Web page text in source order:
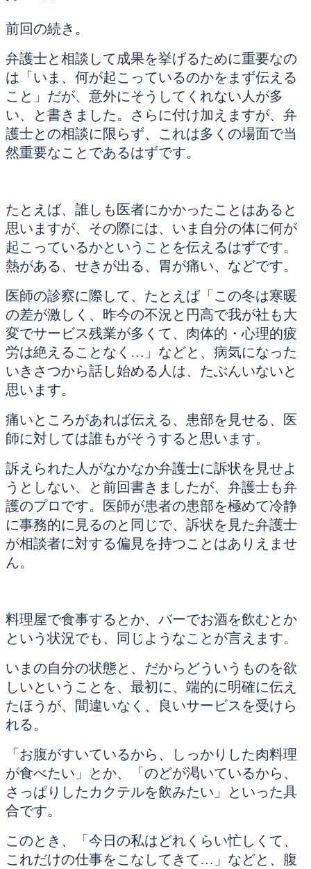
前回の続き。
弁護士と相談して成果を挙げるために重要なの
は「いま、何が起こっているのかをまず伝える
こと」だが、意外にそうしてくれない人が多
い、と書きました。さらに付け加えますが、弁
護士との相談に限らず、これは多くの場面で当
然重要なことであるはずです。
たとえば、誰しも医者にかかったことはあると
思いますが、その際には、いま自分の体に何が
起こっているかということを伝えるはずです。
熱がある、せきが出る、胃が痛い、などです。
医師の診察に際して、たとえば「この冬は寒暖
の差が激しく、昨今の不況と円高で我が社も大
変でサービス残業が多くて、肉体的・心理的疲
労は絶えることなく…」などと、病気になった
いきさつから話し始める人は、たぶんいないと
思います。
痛いところがあれば伝える、患部を見せる、医
師に対しては誰もがそうすると思います。
訴えられた人がなかなか弁護士に訴状を見せよ
うとしない、と前回書きましたが、弁護士も弁
護のプロです。医師が患者の患部を極めて冷静
に事務的に見るのと同じで、訴状を見た弁護士
が相談者に対する偏見を持つことはありえませ
ん。
料理屋で食事するとか、バーでお酒を飲むとか
という状況でも、同じようなことが言えます。
いまの自分の状態と、だからどういうものを欲
しいということを、最初に、端的に明確に伝え
たほうが、間違いなく、良いサービスを受けら
れる。
「お腹がすいているから、しっかりした肉料理
が食べたい」とか、「のどが渇いているから、
さっぱりしたカクテルを飲みたい」といった具
合です。
このとき、「今日の私はどれくらい忙しくて、
これだけの仕事をこなしてきて…」などと、腹